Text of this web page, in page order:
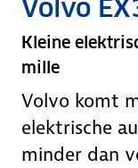
Volvo
Kleine
mille
Volvo komt
elektrische
minder dan